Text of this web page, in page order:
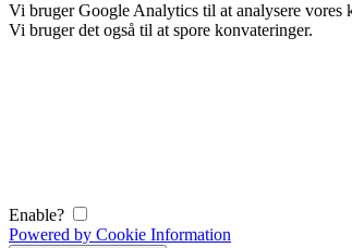
Vi bruger Google Analytics til at analysere vores
Vi bruger det også til at spore konvateringer.
Enable?
Powered by Cookie Information